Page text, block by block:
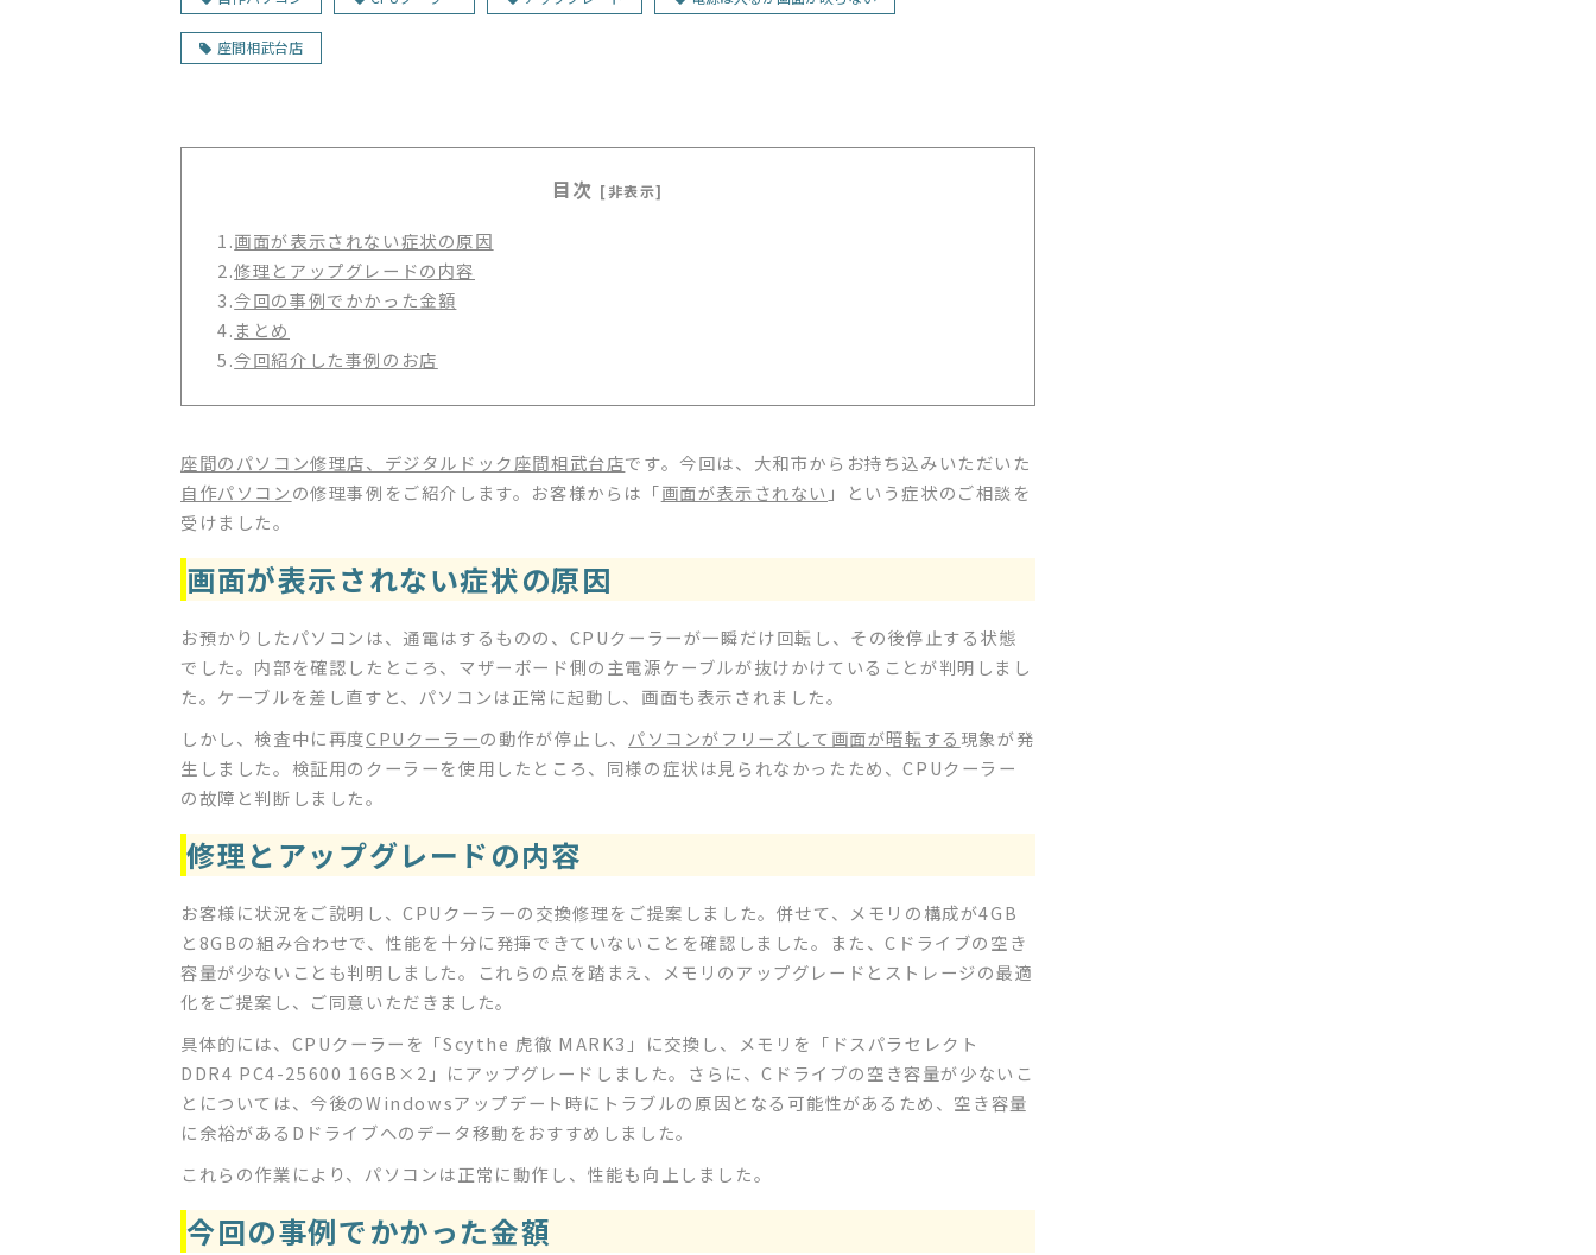
座間相武台店
目次 [非表示]
1.画面が表示されない症状の原因
2.修理とアップグレードの内容
3.今回の事例でかかった金額
4.まとめ
5.今回紹介した事例のお店
座間のパソコン修理店、デジタルドック座間相武台店です。今回は、大和市からお持ち込みいただいた
自作パソコンの修理事例をご紹介します。お客様からは「画面が表示されない 」という症状のご相談を
受けました。
画面が表示されない症状の原因
お預かりしたパソコンは、通電はするものの、CPUクーラーが一瞬だけ回転し、その後停止する状態
でした。内部を確認したところ、マザーボード側の主電源ケーブルが抜けかけていることが判明しまし
た。ケーブルを差し直すと、パソコンは正常に起動し、画面も表示されました。
しかし、検査中に再度CPUクーラーの動作が停止し、 パソコンがフリーズして画面が暗転する 現象が発
生しました。検証用のクーラーを使用したところ、同様の症状は見られなかったため、CPUクーラー
の故障と判断しました。
修理とアップグレードの内容
お客様に状況をご説明し、CPUクーラーの交換修理をご提案しました。併せて、メモリの構成が4GB
と8GBの組み合わせで、性能を十分に発揮できていないことを確認しました。また、Cドライブの空き
容量が少ないことも判明しました。これらの点を踏まえ、メモリのアップグレードとストレージの最適
化をご提案し、ご同意いただきました。
具体的には、CPUクーラーを「Scythe 虎徹 MARK3」に交換し、メモリを「ドスパラセレクト
DDR4 PC4-25600 16GB×2」にアップグレードしました。さらに、Cドライブの空き容量が少ないこ
とについては、今後のWindowsアップデート時にトラブルの原因となる可能性があるため、空き容量
に余裕があるDドライブへのデータ移動をおすすめしました。
これらの作業により、パソコンは正常に動作し、性能も向上しました。
今回の事例でかかった金額